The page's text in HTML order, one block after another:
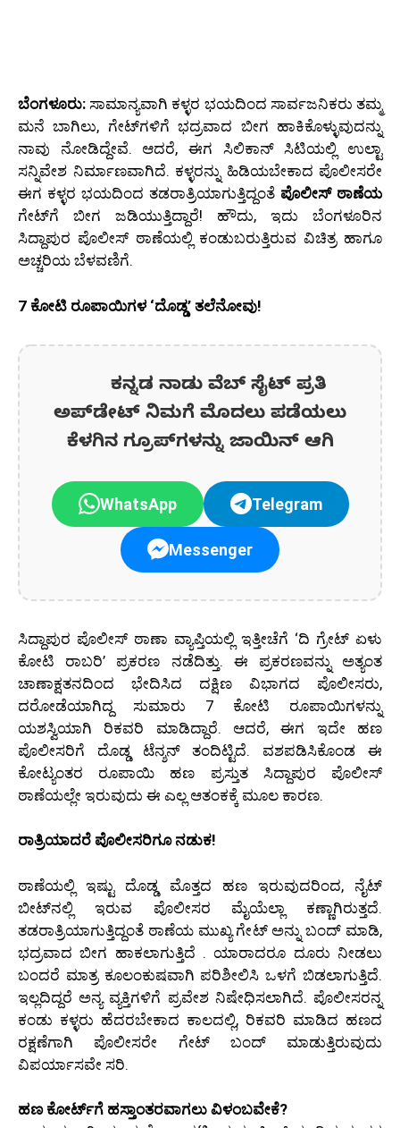
ಬೆಂಗಳೂರು: ಸಾಮಾನ್ಯವಾಗಿ ಕಳ್ಳರ ಭಯದಿಂದ ಸಾರ್ವಜನಿಕರು ತಮ್ಮ
ಮನೆ ಬಾಗಿಲು, ಗೇಟ್‌ಗಳಿಗೆ ಭದ್ರವಾದ ಬೀಗ ಹಾಕಿಕೊಳ್ಳುವುದನ್ನು
ನಾವು ನೋಡಿದ್ದೇವೆ. ಆದರೆ, ಈಗ ಸಿಲಿಕಾನ್ ಸಿಟಿಯಲ್ಲಿ ಉಲ್ಟಾ
ಸನ್ನಿವೇಶ ನಿರ್ಮಾಣವಾಗಿದೆ. ಕಳ್ಳರನ್ನು ಹಿಡಿಯಬೇಕಾದ ಪೊಲೀಸರೇ
ಈಗ ಕಳ್ಳರ ಭಯದಿಂದ ತಡರಾತ್ರಿಯಾಗುತ್ತಿದ್ದಂತೆ ಪೊಲೀಸ್ ಠಾಣೆಯ
ಗೇಟ್‌ಗೆ ಬೀಗ ಜಡಿಯುತ್ತಿದ್ದಾರೆ! ಹೌದು, ಇದು ಬೆಂಗಳೂರಿನ
ಸಿದ್ದಾಪುರ ಪೊಲೀಸ್ ಠಾಣೆಯಲ್ಲಿ ಕಂಡುಬರುತ್ತಿರುವ ವಿಚಿತ್ರ ಹಾಗೂ
ಅಚ್ಚರಿಯ ಬೆಳವಣಿಗೆ.
7 ಕೋಟಿ ರೂಪಾಯಿಗಳ ‘ದೊಡ್ಡ’ ತಲೆನೋವು!
ಕನ್ನಡ ನಾಡು ವೆಬ್ ಸೈಟ್ ಪ್ರತಿ
ಅಪ್‌ಡೇಟ್‌ ನಿಮಗೆ ಮೊದಲು ಪಡೆಯಲು
ಕೆಳಗಿನ ಗ್ರೂಪ್‌ಗಳನ್ನು ಜಾಯಿನ್ ಆಗಿ
WhatsApp Telegram
Messenger
ಸಿದ್ದಾಪುರ ಪೊಲೀಸ್ ಠಾಣಾ ವ್ಯಾಪ್ತಿಯಲ್ಲಿ ಇತ್ತೀಚೆಗೆ ‘ದಿ ಗ್ರೇಟ್ ಏಳು
ಕೋಟಿ ರಾಬರಿ’ ಪ್ರಕರಣ ನಡೆದಿತ್ತು. ಈ ಪ್ರಕರಣವನ್ನು ಅತ್ಯಂತ
ಚಾಣಾಕ್ಷತನದಿಂದ ಭೇದಿಸಿದ ದಕ್ಷಿಣ ವಿಭಾಗದ ಪೊಲೀಸರು,
ದರೋಡೆಯಾಗಿದ್ದ ಸುಮಾರು 7 ಕೋಟಿ ರೂಪಾಯಿಗಳನ್ನು
ಯಶಸ್ವಿಯಾಗಿ ರಿಕವರಿ ಮಾಡಿದ್ದಾರೆ. ಆದರೆ, ಈಗ ಇದೇ ಹಣ
ಪೊಲೀಸರಿಗೆ ದೊಡ್ಡ ಟೆನ್ಶನ್ ತಂದಿಟ್ಟಿದೆ. ವಶಪಡಿಸಿಕೊಂಡ ಈ
ಕೋಟ್ಯಂತರ ರೂಪಾಯಿ ಹಣ ಪ್ರಸ್ತುತ ಸಿದ್ದಾಪುರ ಪೊಲೀಸ್
ಠಾಣೆಯಲ್ಲೇ ಇರುವುದು ಈ ಎಲ್ಲ ಆತಂಕಕ್ಕೆ ಮೂಲ ಕಾರಣ.
ರಾತ್ರಿಯಾದರೆ ಪೊಲೀಸರಿಗೂ ನಡುಕ!
ಠಾಣೆಯಲ್ಲಿ ಇಷ್ಟು ದೊಡ್ಡ ಮೊತ್ತದ ಹಣ ಇರುವುದರಿಂದ, ನೈಟ್
ಬೀಟ್‌ನಲ್ಲಿ ಇರುವ ಪೊಲೀಸರ ಮೈಯೆಲ್ಲಾ ಕಣ್ಣಾಗಿರುತ್ತದೆ.
ತಡರಾತ್ರಿಯಾಗುತ್ತಿದ್ದಂತೆ ಠಾಣೆಯ ಮುಖ್ಯ ಗೇಟ್ ಅನ್ನು ಬಂದ್ ಮಾಡಿ,
ಭದ್ರವಾದ ಬೀಗ ಹಾಕಲಾಗುತ್ತಿದೆ . ಯಾರಾದರೂ ದೂರು ನೀಡಲು
ಬಂದರೆ ಮಾತ್ರ ಕೂಲಂಕುಷವಾಗಿ ಪರಿಶೀಲಿಸಿ ಒಳಗೆ ಬಿಡಲಾಗುತ್ತಿದೆ.
ಇಲ್ಲದಿದ್ದರೆ ಅನ್ಯ ವ್ಯಕ್ತಿಗಳಿಗೆ ಪ್ರವೇಶ ನಿಷೇಧಿಸಲಾಗಿದೆ. ಪೊಲೀಸರನ್ನ
ಕಂಡು ಕಳ್ಳರು ಹೆದರಬೇಕಾದ ಕಾಲದಲ್ಲಿ, ರಿಕವರಿ ಮಾಡಿದ ಹಣದ
ರಕ್ಷಣೆಗಾಗಿ ಪೊಲೀಸರೇ ಗೇಟ್ ಬಂದ್ ಮಾಡುತ್ತಿರುವುದು
ವಿಪರ್ಯಾಸವೇ ಸರಿ.
ಹಣ ಕೋರ್ಟ್‌ಗೆ ಹಸ್ತಾಂತರವಾಗಲು ವಿಳಂಬವೇಕೆ?